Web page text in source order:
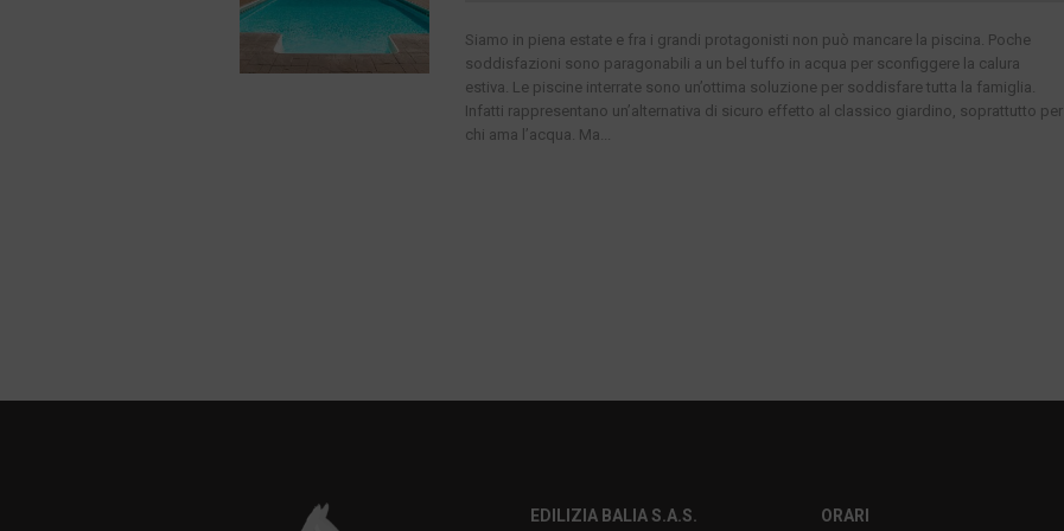
Siamo in piena estate e fra i grandi protagonisti non può mancare la piscina. Poche
soddisfazioni sono paragonabili a un bel tuffo in acqua per sconfiggere la calura
estiva. Le piscine interrate sono un’ottima soluzione per soddisfare tutta la famiglia.
Infatti rappresentano un’alternativa di sicuro effetto al classico giardino, soprattutto per
chi ama l’acqua. Ma...
EDILIZIA BALIA S.A.S. ORARI